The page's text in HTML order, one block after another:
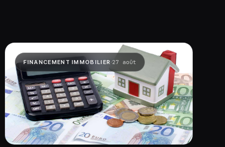
FINANCEMENT IMMOBILIER·27 août